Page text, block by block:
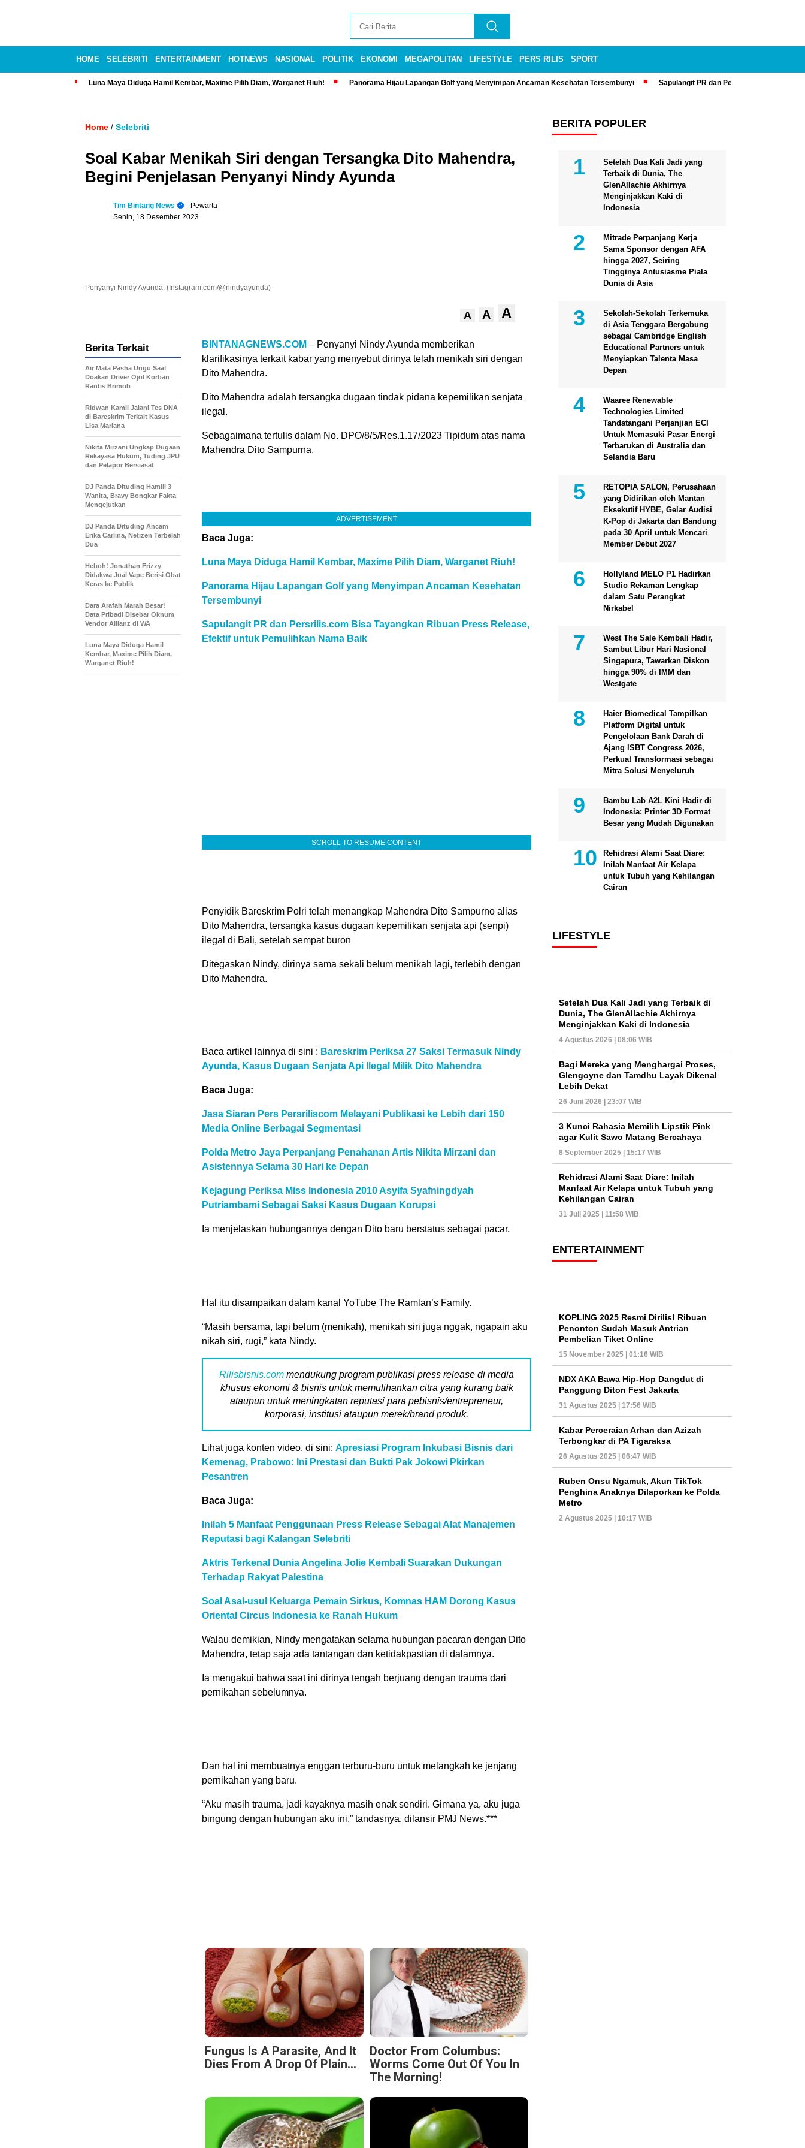
HOME SELEBRITI ENTERTAINMENT HOTNEWS NASIONAL POLITIK EKONOMI MEGAPOLITAN LIFESTYLE PERS RILIS SPORT
Luna Maya Diduga Hamil Kembar, Maxime Pilih Diam, Warganet Riuh! Panorama Hijau Lapangan Golf yang Menyimpan Ancaman Kesehatan Tersembunyi Sapulangit PR dan Persrilis.com Bisa
Home / Selebriti
Soal Kabar Menikah Siri dengan Tersangka Dito Mahendra,
Begini Penjelasan Penyanyi Nindy Ayunda
Tim Bintang News
- Pewarta
Senin, 18 Desember 2023
Penyanyi Nindy Ayunda. (Instagram.com/@nindyayunda)
A A A
BINTANAGNEWS.COM – Penyanyi Nindy Ayunda memberikan
klarifikasinya terkait kabar yang menyebut dirinya telah menikah siri dengan
Dito Mahendra.
Dito Mahendra adalah tersangka dugaan tindak pidana kepemilikan senjata
ilegal.
Sebagaimana tertulis dalam No. DPO/8/5/Res.1.17/2023 Tipidum atas nama
Mahendra Dito Sampurna.
ADVERTISEMENT
Baca Juga:
Luna Maya Diduga Hamil Kembar, Maxime Pilih Diam, Warganet Riuh!
Panorama Hijau Lapangan Golf yang Menyimpan Ancaman Kesehatan
Tersembunyi
Sapulangit PR dan Persrilis.com Bisa Tayangkan Ribuan Press Release,
Efektif untuk Pemulihkan Nama Baik
SCROLL TO RESUME CONTENT
Penyidik Bareskrim Polri telah menangkap Mahendra Dito Sampurno alias
Dito Mahendra, tersangka kasus dugaan kepemilikan senjata api (senpi)
ilegal di Bali, setelah sempat buron
Ditegaskan Nindy, dirinya sama sekali belum menikah lagi, terlebih dengan
Dito Mahendra.
Baca artikel lainnya di sini : Bareskrim Periksa 27 Saksi Termasuk Nindy
Ayunda, Kasus Dugaan Senjata Api Ilegal Milik Dito Mahendra
Baca Juga:
Jasa Siaran Pers Persriliscom Melayani Publikasi ke Lebih dari 150
Media Online Berbagai Segmentasi
Polda Metro Jaya Perpanjang Penahanan Artis Nikita Mirzani dan
Asistennya Selama 30 Hari ke Depan
Kejagung Periksa Miss Indonesia 2010 Asyifa Syafningdyah
Putriambami Sebagai Saksi Kasus Dugaan Korupsi
Ia menjelaskan hubungannya dengan Dito baru berstatus sebagai pacar.
Hal itu disampaikan dalam kanal YoTube The Ramlan’s Family.
“Masih bersama, tapi belum (menikah), menikah siri juga nggak, ngapain aku
nikah siri, rugi,” kata Nindy.
Rilisbisnis.com mendukung program publikasi press release di media
khusus ekonomi & bisnis untuk memulihankan citra yang kurang baik
ataupun untuk meningkatan reputasi para pebisnis/entrepreneur,
korporasi, institusi ataupun merek/brand produk.
Lihat juga konten video, di sini: Apresiasi Program Inkubasi Bisnis dari
Kemenag, Prabowo: Ini Prestasi dan Bukti Pak Jokowi Pkirkan
Pesantren
Baca Juga:
Inilah 5 Manfaat Penggunaan Press Release Sebagai Alat Manajemen
Reputasi bagi Kalangan Selebriti
Aktris Terkenal Dunia Angelina Jolie Kembali Suarakan Dukungan
Terhadap Rakyat Palestina
Soal Asal-usul Keluarga Pemain Sirkus, Komnas HAM Dorong Kasus
Oriental Circus Indonesia ke Ranah Hukum
Walau demikian, Nindy mengatakan selama hubungan pacaran dengan Dito
Mahendra, tetap saja ada tantangan dan ketidakpastian di dalamnya.
Ia mengakui bahwa saat ini dirinya tengah berjuang dengan trauma dari
pernikahan sebelumnya.
Dan hal ini membuatnya enggan terburu-buru untuk melangkah ke jenjang
pernikahan yang baru.
“Aku masih trauma, jadi kayaknya masih enak sendiri. Gimana ya, aku juga
bingung dengan hubungan aku ini,” tandasnya, dilansir PMJ News.***
Fungus Is A Parasite, And It
Dies From A Drop Of Plain...
Doctor From Columbus:
Worms Come Out Of You In
The Morning!
Berita Terkait
Air Mata Pasha Ungu Saat
Doakan Driver Ojol Korban
Rantis Brimob
Ridwan Kamil Jalani Tes DNA
di Bareskrim Terkait Kasus
Lisa Mariana
Nikita Mirzani Ungkap Dugaan
Rekayasa Hukum, Tuding JPU
dan Pelapor Bersiasat
DJ Panda Dituding Hamili 3
Wanita, Bravy Bongkar Fakta
Mengejutkan
DJ Panda Dituding Ancam
Erika Carlina, Netizen Terbelah
Dua
Heboh! Jonathan Frizzy
Didakwa Jual Vape Berisi Obat
Keras ke Publik
Dara Arafah Marah Besar!
Data Pribadi Disebar Oknum
Vendor Allianz di WA
Luna Maya Diduga Hamil
Kembar, Maxime Pilih Diam,
Warganet Riuh!
BERITA POPULER
Setelah Dua Kali Jadi yang
Terbaik di Dunia, The
GlenAllachie Akhirnya
Menginjakkan Kaki di
Indonesia
Mitrade Perpanjang Kerja
Sama Sponsor dengan AFA
hingga 2027, Seiring
Tingginya Antusiasme Piala
Dunia di Asia
Sekolah-Sekolah Terkemuka
di Asia Tenggara Bergabung
sebagai Cambridge English
Educational Partners untuk
Menyiapkan Talenta Masa
Depan
Waaree Renewable
Technologies Limited
Tandatangani Perjanjian ECI
Untuk Memasuki Pasar Energi
Terbarukan di Australia dan
Selandia Baru
RETOPIA SALON, Perusahaan
yang Didirikan oleh Mantan
Eksekutif HYBE, Gelar Audisi
K-Pop di Jakarta dan Bandung
pada 30 April untuk Mencari
Member Debut 2027
Hollyland MELO P1 Hadirkan
Studio Rekaman Lengkap
dalam Satu Perangkat
Nirkabel
West The Sale Kembali Hadir,
Sambut Libur Hari Nasional
Singapura, Tawarkan Diskon
hingga 90% di IMM dan
Westgate
Haier Biomedical Tampilkan
Platform Digital untuk
Pengelolaan Bank Darah di
Ajang ISBT Congress 2026,
Perkuat Transformasi sebagai
Mitra Solusi Menyeluruh
Bambu Lab A2L Kini Hadir di
Indonesia: Printer 3D Format
Besar yang Mudah Digunakan
Rehidrasi Alami Saat Diare:
Inilah Manfaat Air Kelapa
untuk Tubuh yang Kehilangan
Cairan
LIFESTYLE
Setelah Dua Kali Jadi yang Terbaik di
Dunia, The GlenAllachie Akhirnya
Menginjakkan Kaki di Indonesia
4 Agustus 2026 | 08:06 WIB
Bagi Mereka yang Menghargai Proses,
Glengoyne dan Tamdhu Layak Dikenal
Lebih Dekat
26 Juni 2026 | 23:07 WIB
3 Kunci Rahasia Memilih Lipstik Pink
agar Kulit Sawo Matang Bercahaya
8 September 2025 | 15:17 WIB
Rehidrasi Alami Saat Diare: Inilah
Manfaat Air Kelapa untuk Tubuh yang
Kehilangan Cairan
31 Juli 2025 | 11:58 WIB
ENTERTAINMENT
KOPLING 2025 Resmi Dirilis! Ribuan
Penonton Sudah Masuk Antrian
Pembelian Tiket Online
15 November 2025 | 01:16 WIB
NDX AKA Bawa Hip-Hop Dangdut di
Panggung Diton Fest Jakarta
31 Agustus 2025 | 17:56 WIB
Kabar Perceraian Arhan dan Azizah
Terbongkar di PA Tigaraksa
26 Agustus 2025 | 06:47 WIB
Ruben Onsu Ngamuk, Akun TikTok
Penghina Anaknya Dilaporkan ke Polda
Metro
2 Agustus 2025 | 10:17 WIB